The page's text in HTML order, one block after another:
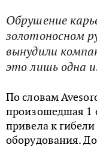
Обрушение
золотоносном
вынудили
это лишь одна
По словам
произошедшая 1
привела к
оборудования.